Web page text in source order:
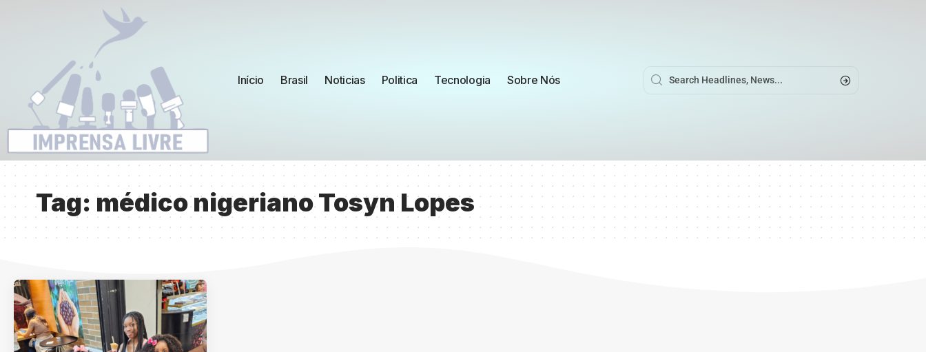
Início Brasil Noticias Politica Tecnologia Sobre Nós
Tag: médico nigeriano Tosyn Lopes